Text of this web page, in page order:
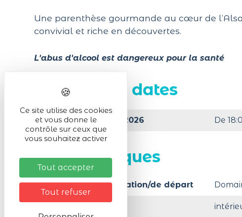
Une parenthèse gourmande au cœur de
convivial et riche en découvertes.
L'abus d'alcool est dangereux pour la santé
Prochaines dates
Le Vendredi 07/08/2026 De
Infos pratiques
Lieu de la manifestation/de départ
Ce site utilise des cookies
et vous donne le
contrôle sur ceux que
vous souhaitez activer
Tout accepter
Tout refuser